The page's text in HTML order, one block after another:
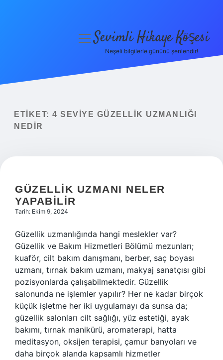
Yasal Uyarı
menüyüSevimli Hikaye Köşesi
Neşeli bilgilerle gününü şenlendir!
ETIKET: 4 SEVIYE GÜZELLIK UZMANLIĞI
NEDIR
GÜZELLIK UZMANI NELER
YAPABILIR
Tarih: Ekim 9, 2024
Güzellik uzmanlığında hangi meslekler var?
Güzellik ve Bakım Hizmetleri Bölümü mezunları;
kuaför, cilt bakım danışmanı, berber, saç boyası
uzmanı, tırnak bakım uzmanı, makyaj sanatçısı gibi
pozisyonlarda çalışabilmektedir. Güzellik
salonunda ne işlemler yapılır? Her ne kadar birçok
küçük işletme her iki uygulamayı da sunsa da;
güzellik salonları cilt sağlığı, yüz estetiği, ayak
bakımı, tırnak manikürü, aromaterapi, hatta
meditasyon, oksijen terapisi, çamur banyoları ve
daha birçok alanda kapsamlı hizmetler